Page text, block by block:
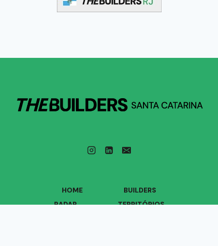
HOME
BUILDERS
RADAR
TERRITÓRIOS